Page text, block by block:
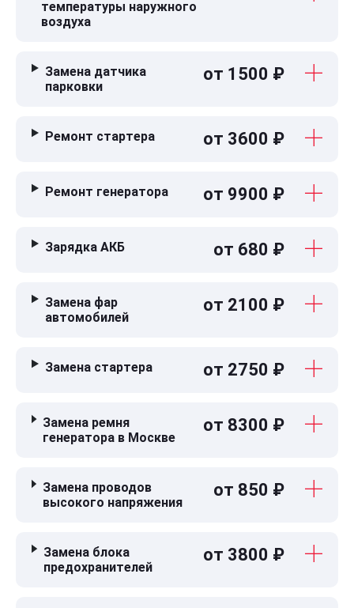
температуры наружного
воздуха
Замена датчика
парковки
от 1500 ₽
Ремонт стартера от 3600 ₽
Ремонт генератора от 9900 ₽
Зарядка АКБ от 680 ₽
Замена фар
автомобилей
от 2100 ₽
Замена стартера от 2750 ₽
Замена ремня
генератора в Москве
от 8300 ₽
Замена проводов
высокого напряжения
от 850 ₽
Замена блока
предохранителей
от 3800 ₽